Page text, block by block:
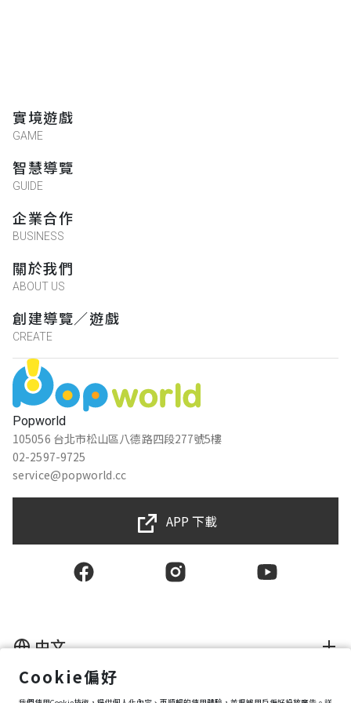
Popworld
105056 台北市松山區八德路四段277號5樓
02-2597-9725
service@popworld.cc
實境遊戲
GAME
智慧導覽
GUIDE
企業合作
BUSINESS
關於我們
ABOUT US
創建導覽／遊戲
CREATE
APP 下載
中文
Cookie偏好